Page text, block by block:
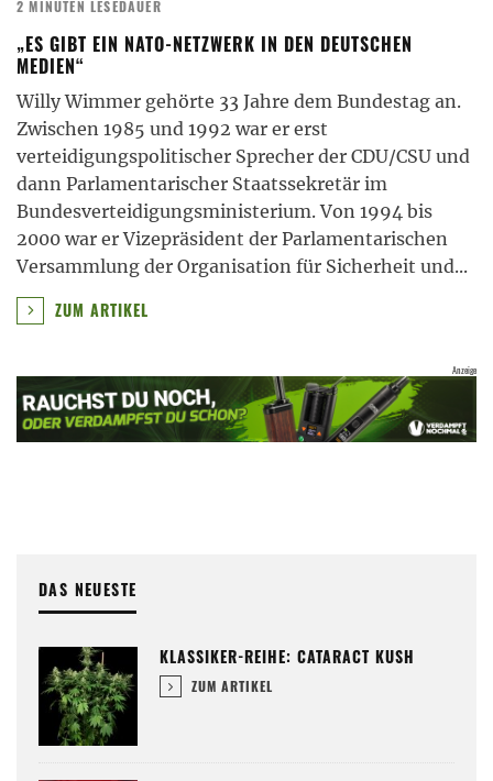
2 MINUTEN LESEDAUER
„ES GIBT EIN NATO-NETZWERK IN DEN DEUTSCHEN
MEDIEN“
Willy Wimmer gehörte 33 Jahre dem Bundestag an.
Zwischen 1985 und 1992 war er erst
verteidigungspolitischer Sprecher der CDU/CSU und
dann Parlamentarischer Staatssekretär im
Bundesverteidigungsministerium. Von 1994 bis
2000 war er Vizepräsident der Parlamentarischen
Versammlung der Organisation für Sicherheit und...
ZUM ARTIKEL
DAS NEUESTE
KLASSIKER-REIHE: CATARACT KUSH
ZUM ARTIKEL